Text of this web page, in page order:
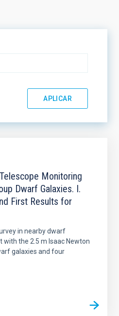
Monitoring
Dwarf Galaxies. I.
First Results for
in nearby dwarf
with the 2.5 m Isaac Newton
galaxies and four